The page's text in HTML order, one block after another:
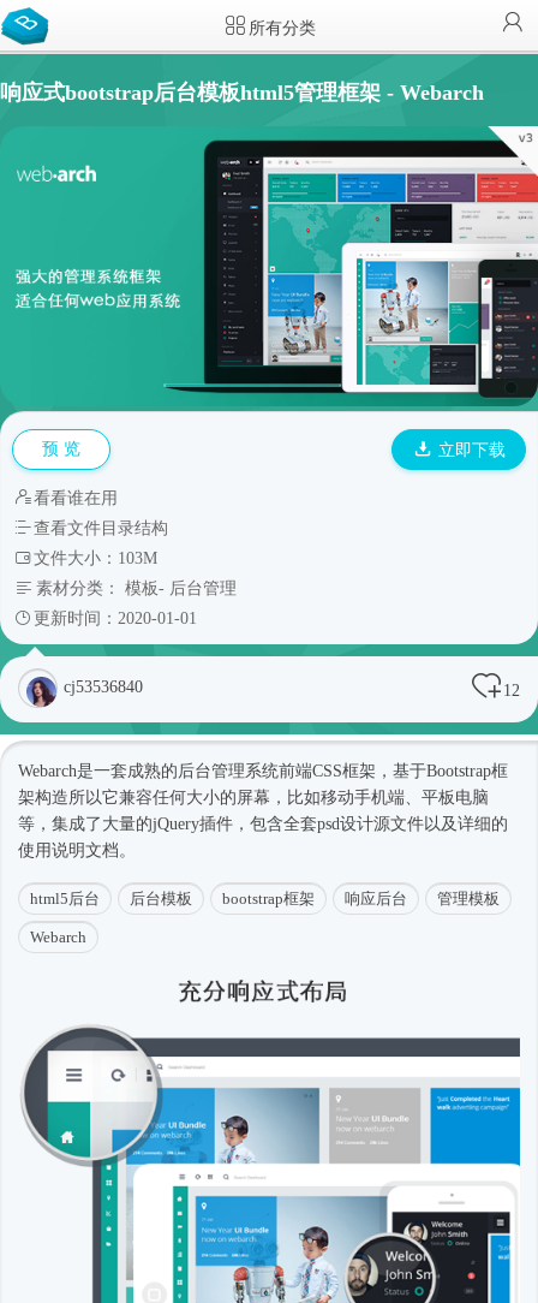
所有分类
响应式bootstrap后台模板html5管理框架 - Webarch
预 览 立即下载
看看谁在用
查看文件目录结构
文件大小：103M
素材分类： 模板- 后台管理
更新时间：2020-01-01
cj53536840 12
Webarch是一套成熟的后台管理系统前端CSS框架，基于Bootstrap框
架构造所以它兼容任何大小的屏幕，比如移动手机端、平板电脑
等，集成了大量的jQuery插件 ，包含全套psd设计源文件以及详细的
使用说明文档。
html5后台 后台模板 bootstrap框架 响应后台 管理模板
Webarch